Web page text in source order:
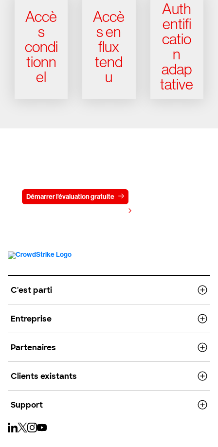
Accè
s
condi
tionn
el
Accè
s en
flux
tend
u
Auth
entifi
catio
n
adap
tative
Démarrer l'évaluation gratuite
C'est parti
Entreprise
Partenaires
Clients existants
Support